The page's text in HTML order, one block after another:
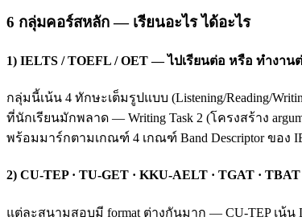
6 กลุ่มคอร์สหลัก — เรียนอะไร ได้อะไร
1) IELTS / TOEFL / OET — ไปเรียนต่อ หรือ ทำงาน
กลุ่มนี้เน้น 4 ทักษะเต็มรูปแบบ (Listening/Reading/
ที่นักเรียนมักพลาด — Writing Task 2 (โครงสร้าง
พร้อมมาร์กตามเกณฑ์ 4 เกณฑ์ Band Descriptor ของ
2) CU-TEP · TU-GET · KKU-AELT · TGAT ·
แต่ละสนามสอบมี format ต่างกันมาก — CU-TEP เน้น